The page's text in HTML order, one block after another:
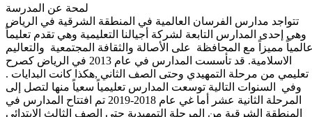
لمحة عن المدرسة
تتواجد مدارس الفرسان العالمية في المنطقة الشرقية في الرياض
وهي إحدى المدارس التابعة لشركة أجيالنا التعليمية وهي تقدم تعليماً
مميزاً مع المحافظة على الأصالة والثقافة المجتمعية والتعاليم
الاسلامية. قد تأسست المدارس في عام 2013 في الرياض كصرح
تعليمي من مرحلة التمهيدي وحتى الصف الثاني ,هكذا كانت البدايات .
وفي السنوات التالية توسعت المدارس تعليمياً سعياً منها لتصل إلى
المرحلة الثانية عشر أما غي عام 2018-2019 تم افتتاح المدارس في
المنطقة الشرقية من المرحلة التمهيدية حتى الصف الثالث الابتدائي